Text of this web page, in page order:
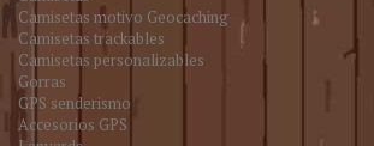
Camisetas motivo Geocaching
Camisetas trackables
Camisetas personalizables
Gorras
GPS senderismo
Accesorios GPS